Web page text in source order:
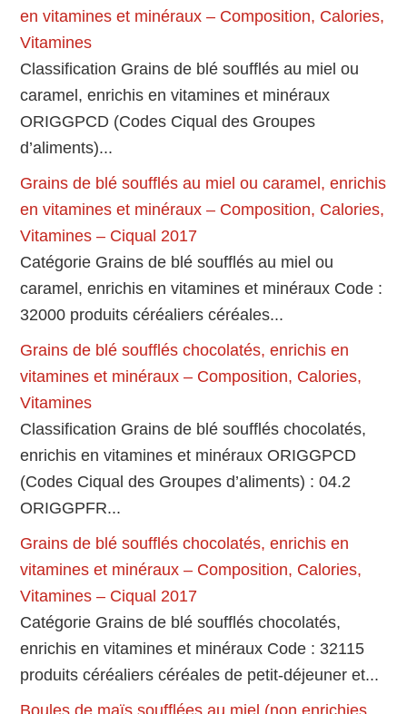
en vitamines et minéraux – Composition, Calories,
Vitamines
Classification Grains de blé soufflés au miel ou
caramel, enrichis en vitamines et minéraux
ORIGGPCD (Codes Ciqual des Groupes
d’aliments)...
Grains de blé soufflés au miel ou caramel, enrichis
en vitamines et minéraux – Composition, Calories,
Vitamines – Ciqual 2017
Catégorie Grains de blé soufflés au miel ou
caramel, enrichis en vitamines et minéraux Code :
32000 produits céréaliers céréales...
Grains de blé soufflés chocolatés, enrichis en
vitamines et minéraux – Composition, Calories,
Vitamines
Classification Grains de blé soufflés chocolatés,
enrichis en vitamines et minéraux ORIGGPCD
(Codes Ciqual des Groupes d’aliments) : 04.2
ORIGGPFR...
Grains de blé soufflés chocolatés, enrichis en
vitamines et minéraux – Composition, Calories,
Vitamines – Ciqual 2017
Catégorie Grains de blé soufflés chocolatés,
enrichis en vitamines et minéraux Code : 32115
produits céréaliers céréales de petit-déjeuner et...
Boules de maïs soufflées au miel (non enrichies